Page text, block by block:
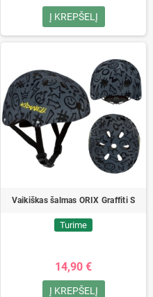
Į KREPŠELĮ
Vaikiškas šalmas ORIX Graffiti S
Turime
14,90 €
Į KREPŠELĮ